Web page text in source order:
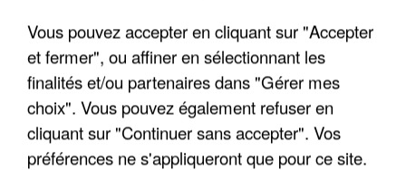
APRÈS TOUTES CES CANICULES, LES REFUGES
DE FAUNE SAUVAGE SONT...
Vous pouvez accepter en cliquant sur "Accepter
et fermer", ou affiner en sélectionnant les
finalités et/ou partenaires dans "Gérer mes
choix". Vous pouvez également refuser en
cliquant sur "Continuer sans accepter". Vos
préférences ne s'appliqueront que pour ce site.